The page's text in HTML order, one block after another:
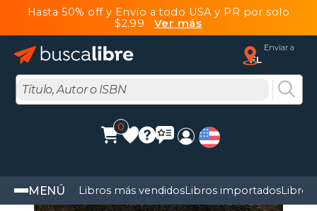
Hasta 50% off y Envío a todo USA y PR por solo
$2.99 Ver más
Enviar a
FL
0
MENÚ Libros más vendidosLibros importadosLibros